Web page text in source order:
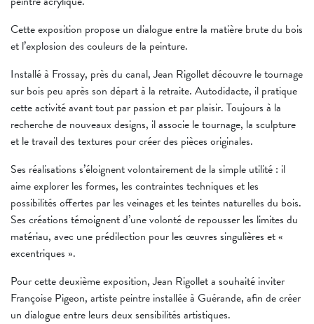
Cette exposition propose un dialogue entre la matière brute du bois
et l’explosion des couleurs de la peinture.
Installé à Frossay, près du canal, Jean Rigollet découvre le tournage
sur bois peu après son départ à la retraite. Autodidacte, il pratique
cette activité avant tout par passion et par plaisir. Toujours à la
recherche de nouveaux designs, il associe le tournage, la sculpture
et le travail des textures pour créer des pièces originales.
Ses réalisations s’éloignent volontairement de la simple utilité : il
aime explorer les formes, les contraintes techniques et les
possibilités offertes par les veinages et les teintes naturelles du bois.
Ses créations témoignent d’une volonté de repousser les limites du
matériau, avec une prédilection pour les œuvres singulières et «
excentriques ».
Pour cette deuxième exposition, Jean Rigollet a souhaité inviter
Françoise Pigeon, artiste peintre installée à Guérande, afin de créer
un dialogue entre leurs deux sensibilités artistiques.